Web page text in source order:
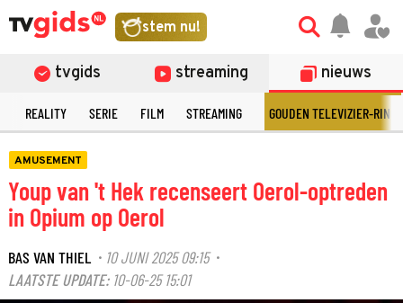
stem nu!
tvgids streaming nieuws
REALITY SERIE FILM STREAMING GOUDEN TELEVIZIER-RING
AMUSEMENT
Youp van 't Hek recenseert Oerol-optreden
in Opium op Oerol
BAS VAN THIEL· 10 JUNI 2025 09:15·
LAATSTE UPDATE: 10-06-25 15:01